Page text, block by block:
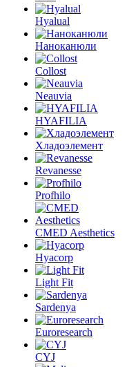
Hyalual
Наноканюли
Collost
Neauvia
HYAFILIA
Хладоэлемент
Revanesse
Profhilo
CMED Aesthetics
Hyacorp
Light Fit
Sardenya
Euroresearch
CYJ